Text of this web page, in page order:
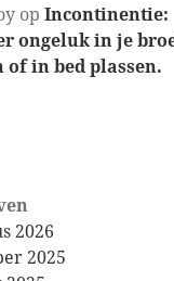
opIncontinentie:
ongeluk in je
of in bed plassen.
2026
2025